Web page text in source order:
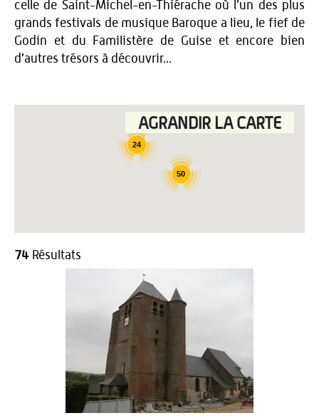
celle de Saint-Michel-en-Thiérache où l’un des plus
grands festivals de musique Baroque a lieu, le fief de
Godin et du Familistère de Guise et encore bien
d’autres trésors à découvrir...
50
24
AGRANDIR LA CARTE
74Résultats